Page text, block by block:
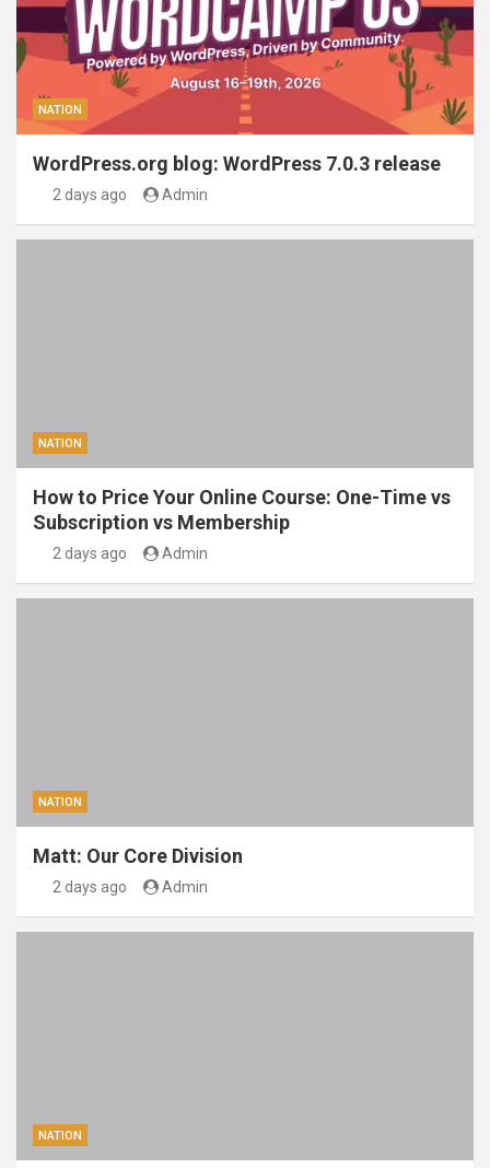
NATION
WordPress.org blog: WordPress 7.0.3 release
2 days ago Admin
NATION
How to Price Your Online Course: One-Time vs
Subscription vs Membership
2 days ago Admin
NATION
Matt: Our Core Division
2 days ago Admin
NATION